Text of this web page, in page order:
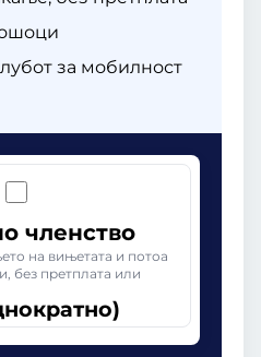
за мобилност
членство
на вињетата и потоа
без претплата или